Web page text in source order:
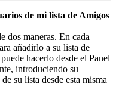
de mi lista de Amigos
dos maneras. En cada
añadirlo a su lista de
hacerlo desde el Panel
introduciendo su
su lista desde esta misma